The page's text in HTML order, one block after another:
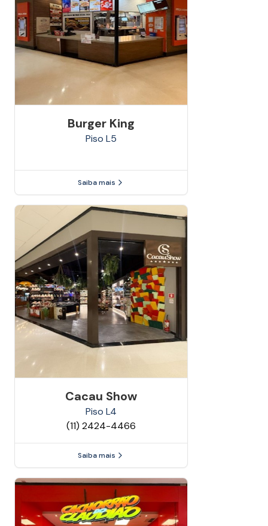
Burger King
Piso L5
Saiba mais
Cacau Show
Piso L4
(11) 2424-4466
Saiba mais